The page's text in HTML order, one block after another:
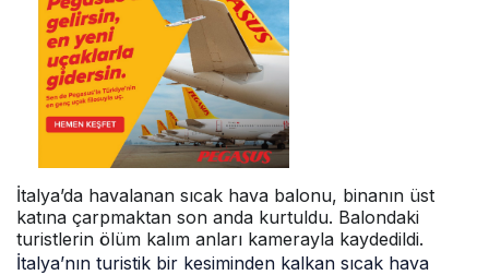
İtalya’da havalanan sıcak hava balonu, binanın üst
katına çarpmaktan son anda kurtuldu. Balondaki
turistlerin ölüm kalım anları kamerayla kaydedildi.
İtalya’nın turistik bir kesiminden kalkan sıcak hava